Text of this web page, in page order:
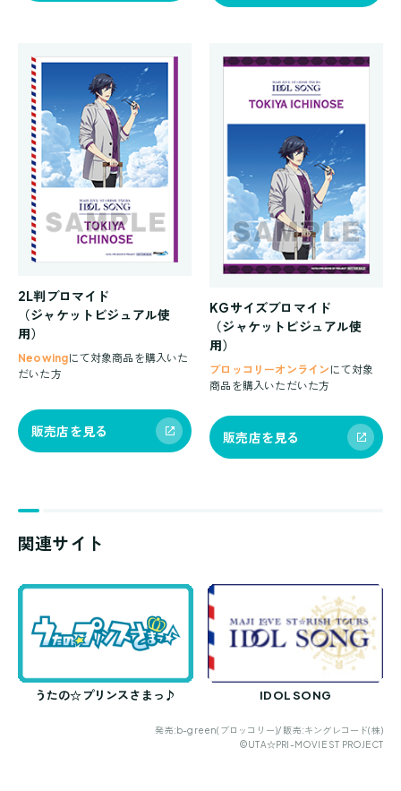
2L判ブロマイド
（ジャケットビジュアル使
用）
Neowingにて対象商品を購入いた
だいた方
販売店を見る
KGサイズブロマイド
（ジャケットビジュアル使
用）
ブロッコリーオンライン にて対象
商品を購入いただいた方
販売店を見る
関連サイト
うたの☆プリンスさまっ♪ IDOL SONG
発売:b-green(ブロッコリー)/ 販売:キングレコード(株)
©UTA☆PRI-MOVIE ST PROJECT